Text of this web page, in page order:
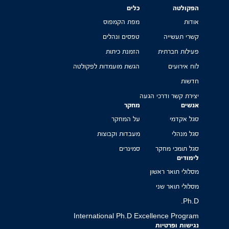
הפקולטה
אודות
קשרי תעשייה
פעילות חברתית
לוח אירועים
חדשות
יצירת קשר ודרכי הגעה
כלים
מפת הקמפוס
טפסים ונהלים
הזמנת כיתות
הגשת מועמדות לפקולטה
אנשים
סגל אקדמי
סגל מנהלי
סגל תומכי מחקר
מחקר
על המחקר
מעבדות וקבוצות
סמינרים
לימודים
מסלולי תואר ראשון
מסלולי תואר שני
Ph.D.
International Ph.D Excellence Program
נגישות ופרטיות